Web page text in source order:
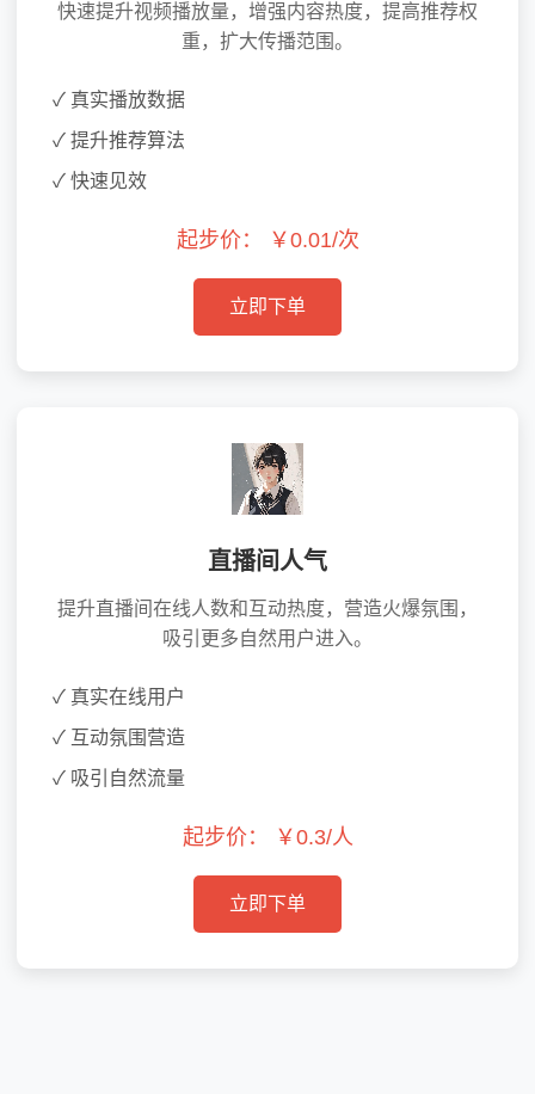
快速提升视频播放量，增强内容热度，提高推荐权
重，扩大传播范围。
✓ 真实播放数据
✓ 提升推荐算法
✓ 快速见效
起步价： ￥0.01/次
立即下单
直播间人气
提升直播间在线人数和互动热度，营造火爆氛围，
吸引更多自然用户进入。
✓ 真实在线用户
✓ 互动氛围营造
✓ 吸引自然流量
起步价： ￥0.3/人
立即下单